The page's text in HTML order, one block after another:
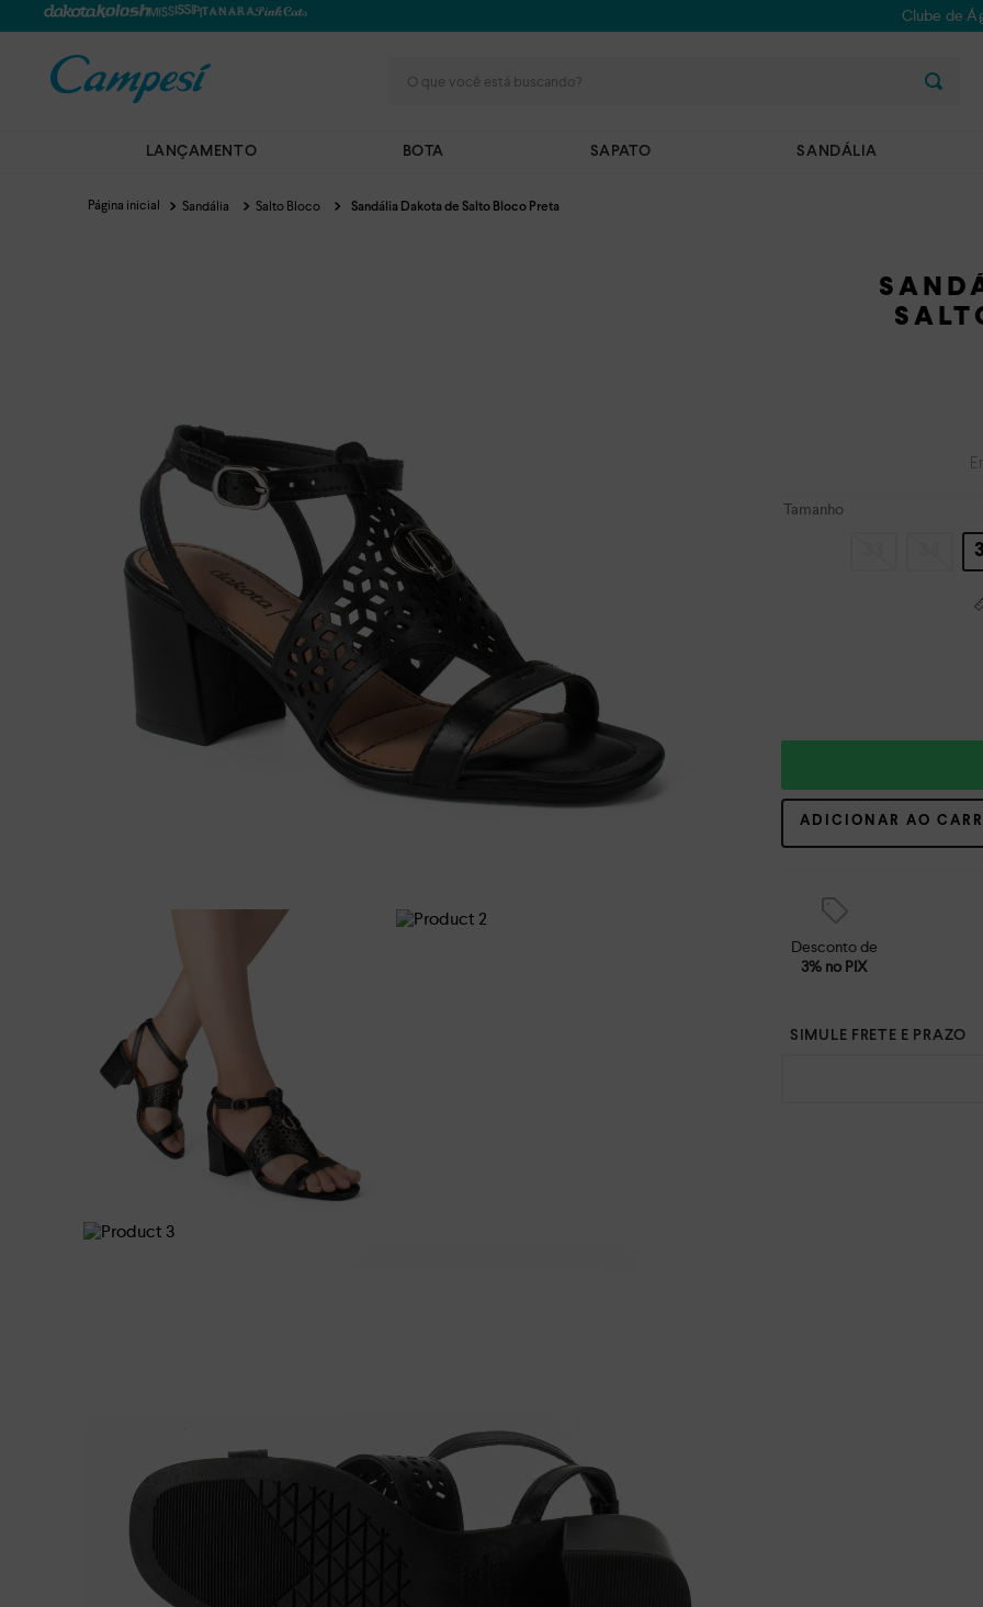
Clube de
LANÇAMENTO BOTA SAPATO SANDÁLIA
Sandália Salto Bloco Sandália Dakota de Salto Bloco Preta
Tamanho
ADICIONAR AO
Desconto de
3% no PIX